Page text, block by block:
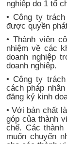
nghiệp do 1 tổ
• Công ty
được quyền
• Thành viên
nhiệm về các
doanh nghiệp
doanh nghiệp.
• Công ty
cách pháp
đăng ký kinh
• Với bản chất
góp của thành
chế. Các
muốn chuyển